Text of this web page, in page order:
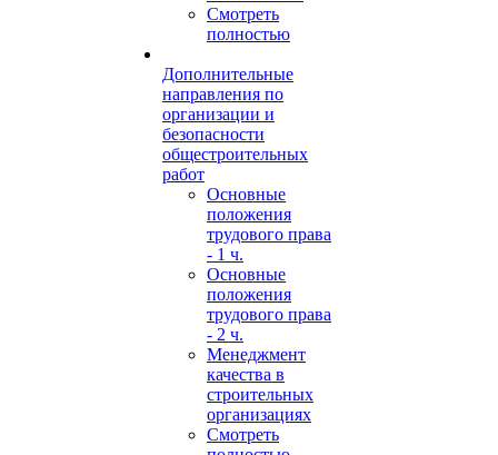
Смотреть
полностью
Дополнительные
направления по
организации и
безопасности
общестроительных
работ
Основные
положения
трудового права
- 1 ч.
Основные
положения
трудового права
- 2 ч.
Менеджмент
качества в
строительных
организациях
Смотреть